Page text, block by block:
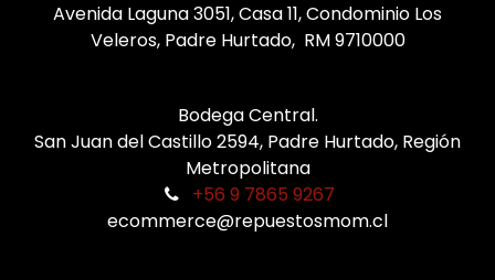
Avenida Laguna 3051, Casa 11, Condominio Los
Veleros, Padre Hurtado, RM 9710000
Bodega Central.
San Juan del Castillo 2594, Padre Hurtado, Región
Metropolitana
+56 9 7865 9267
ecommerce@repuestosmom.cl